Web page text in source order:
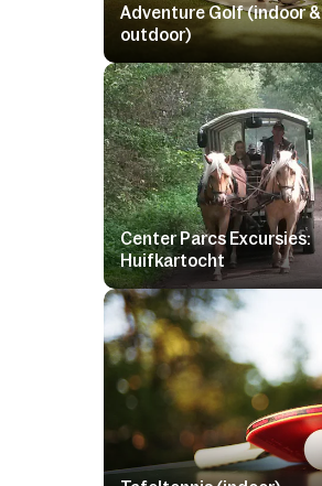
Adventure Golf (indoor &
outdoor)
Center Parcs Excursies:
Huifkartocht